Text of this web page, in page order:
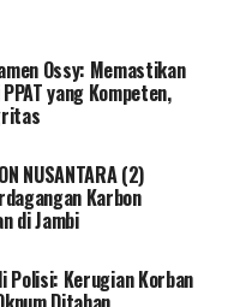
Barat berkomitmen
daerah yang belum
Jawa Barat masih
yang belum
selesai, termasuk
tidak disertipikatkan,
aset tersebut,”
Ossy: Memastikan
yang Kompeten,
NUSANTARA (2)
Karbon
di Jambi
Polisi: Kerugian Korban